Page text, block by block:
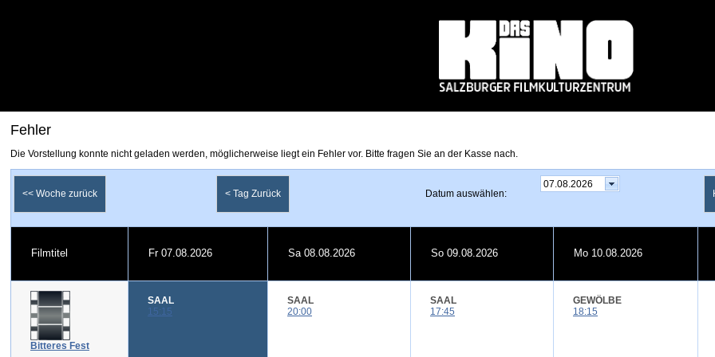
Fehler
Die Vorstellung konnte nicht geladen werden, möglicherweise liegt ein Fehler vor. Bitte fragen Sie an der Kasse nach.
<< Woche zurück < Tag Zurück Datum auswählen:
Filmtitel Fr 07.08.2026 Sa 08.08.2026 So 09.08.2026 Mo 10.08.2026
Bitteres Fest
SAAL
15:15
SAAL
20:00
SAAL
17:45
GEWÖLBE
18:15